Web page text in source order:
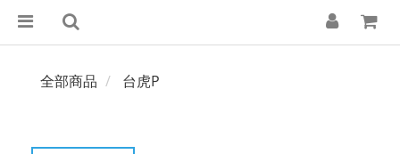
全部商品 台虎P